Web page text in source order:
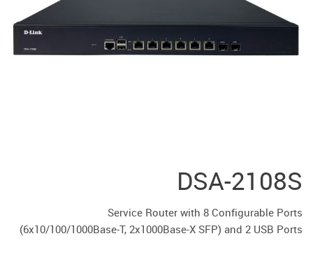
DSA-2108S
Service Router with 8 Configurable Ports
(6x10/100/1000Base-T, 2x1000Base-X SFP) and 2 USB Ports